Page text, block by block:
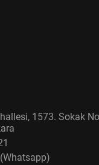
1573. Sokak